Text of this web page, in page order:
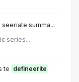
summa...
series...
te defineerite